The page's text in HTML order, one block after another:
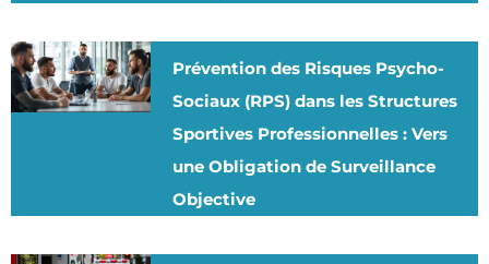
Prévention des Risques Psycho-
Sociaux (RPS) dans les Structures
Sportives Professionnelles : Vers
une Obligation de Surveillance
Objective